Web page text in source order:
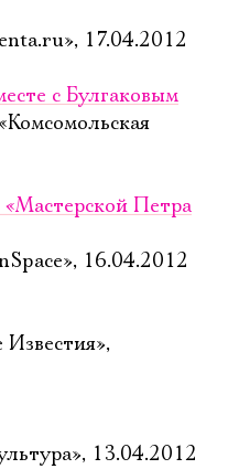
17.04.2012
с Булгаковым
Петра
16.04.2012
13.04.2012